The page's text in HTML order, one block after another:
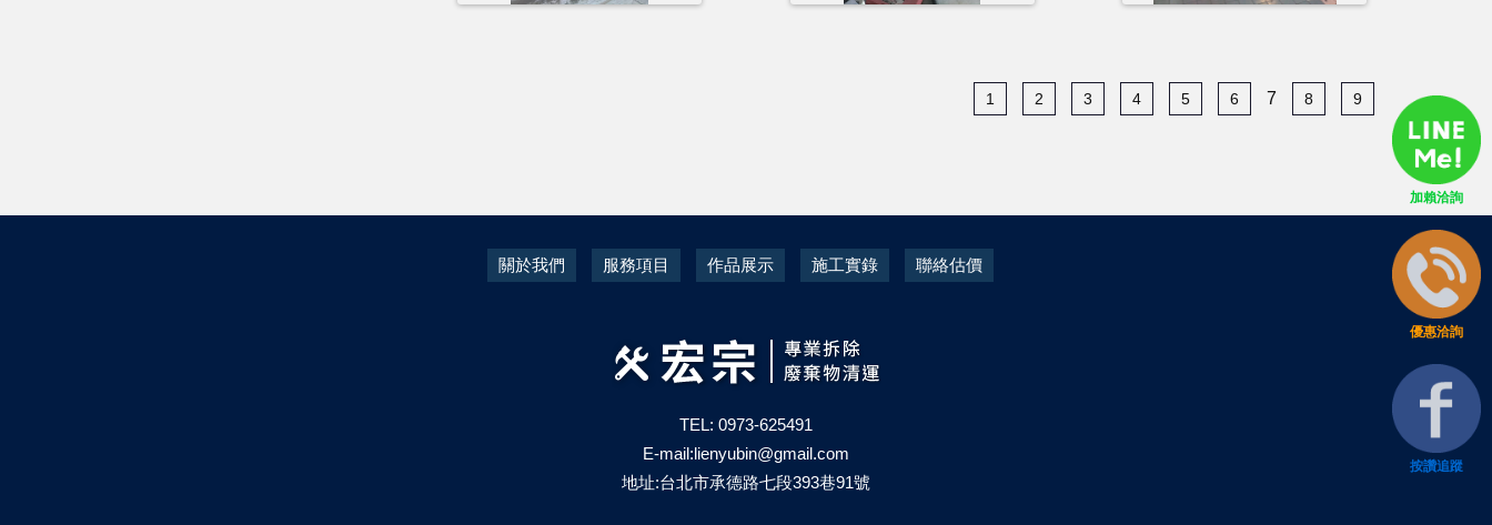
1 2 3 4 5 6 7 8 9
關於我們 服務項目 作品展示 施工實錄 聯絡估價
TEL: 0973-625491
E-mail:lienyubin@gmail.com
地址:台北市承德路七段393巷91號
加賴洽詢
優惠洽詢
按讚追蹤